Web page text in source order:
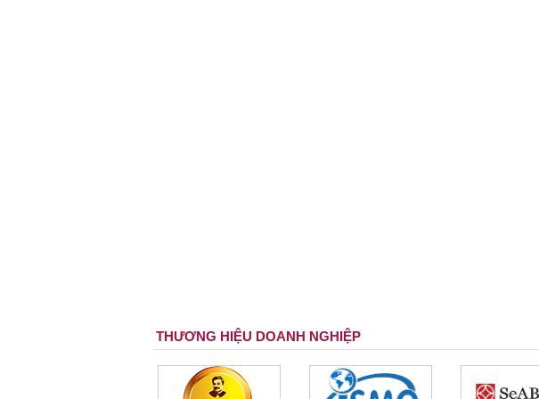
THƯƠNG HIỆU DOANH NGHIỆP